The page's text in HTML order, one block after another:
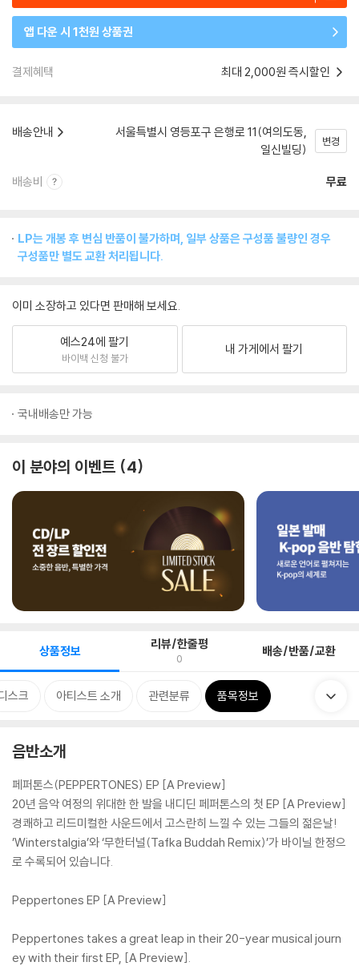
앱 다운 시 1천원 상품권
결제혜택 최대 2,000원 즉시할인
배송안내
서울특별시 영등포구 은행로 11(여의도동,
일신빌딩)
변경
배송비 무료
LP는 개봉 후 변심 반품이 불가하며, 일부 상품은 구성품 불량인 경우
구성품만 별도 교환 처리됩니다.
이미 소장하고 있다면 판매해 보세요.
예스24에 팔기
바이백 신청 불가
내 가게에서 팔기
국내배송만 가능
이 분야의 이벤트 4
상품정보 리뷰/한줄평
0 배송/반품/교환
스크 아티스트 소개 관련분류 품목정보
음반소개
페퍼톤스(PEPPERTONES) EP [A Preview]
20년 음악 여정의 위대한 한 발을 내디딘 페퍼톤스의 첫 EP [A Preview]
경쾌하고 리드미컬한 사운드에서 고스란히 느낄 수 있는 그들의 젊은날!
’Winterstalgia’와 ‘무한터널(Tafka Buddah Remix)’가 바이닐 한정으
로 수록되어 있습니다.
Peppertones EP [A Preview]
Peppertones takes a great leap in their 20-year musical journ
ey with their first EP, [A Preview].